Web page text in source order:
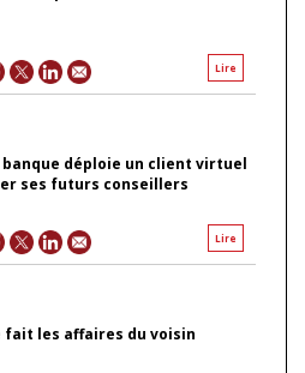
Lire
banque déploie un client virtuel
ses futurs conseillers
Lire
les affaires du voisin